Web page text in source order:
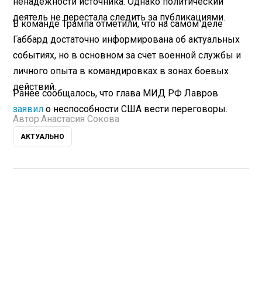
деятель не перестала следить за публикациями.
В команде Трампа отметили, что на самом деле
Габбард достаточно информирована об актуальных
событиях, но в основном за счет военной службы и
личного опыта в командировках в зонах боевых
действий.
Ранее сообщалось, что глава МИД РФ Лавров
заявило неспособности США вести переговоры.
Автор:Анастасия Сокова
АКТУАЛЬНО